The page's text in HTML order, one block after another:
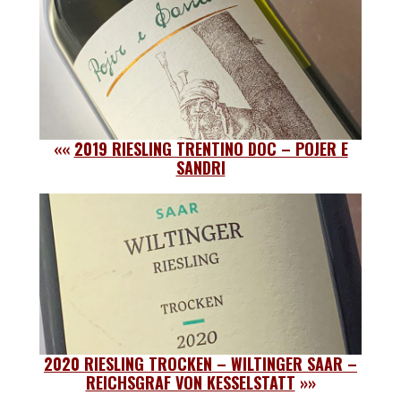
«« 2019 RIESLING TRENTINO DOC – POJER E
SANDRI
2020 RIESLING TROCKEN – WILTINGER SAAR –
REICHSGRAF VON KESSELSTATT »»